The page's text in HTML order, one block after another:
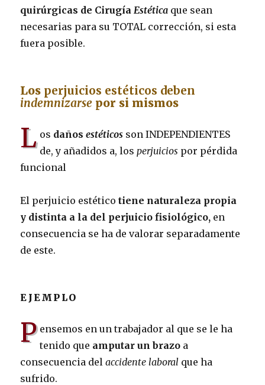
quirúrgicas de Cirugía Estética que sean
necesarias para su TOTAL corrección, si esta
fuera posible.
Los perjuicios estéticos deben
indemnizarse por si mismos
L os daños estéticos son INDEPENDIENTES
de, y añadidos a, los perjuicios por pérdida
funcional
El perjuicio estéticotiene naturaleza propia
y distinta a la del perjuicio fisiológico, en
consecuencia se ha de valorar separadamente
de este.
EJEMPLO
P ensemos en un trabajador al que se le ha
tenido que amputar un brazoa
consecuencia delaccidente laboral que ha
sufrido.